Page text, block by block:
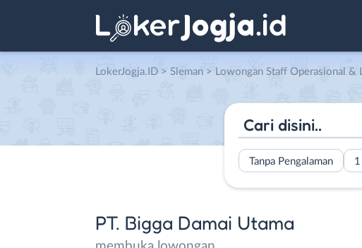
LokerJogja.ID > Sleman > Lowongan Staff Operasional & Logistik – Drafter Arsitektur di PT. Bigga
Tanpa Pengalaman
PT. Bigga Damai Utama